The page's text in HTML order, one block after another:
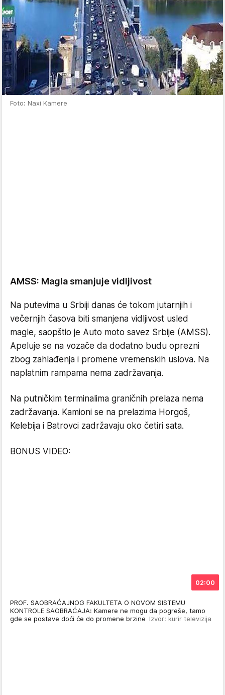
Foto: Naxi Kamere
AMSS: Magla smanjuje vidljivost
Na putevima u Srbiji danas će tokom jutarnjih i
večernjih časova biti smanjena vidljivost usled
magle, saopštio je Auto moto savez Srbije (AMSS).
Apeluje se na vozače da dodatno budu oprezni
zbog zahlađenja i promene vremenskih uslova. Na
naplatnim rampama nema zadržavanja.
Na putničkim terminalima graničnih prelaza nema
zadržavanja. Kamioni se na prelazima Horgoš,
Kelebija i Batrovci zadržavaju oko četiri sata.
BONUS VIDEO:
02:00
PROF. SAOBRAĆAJNOG FAKULTETA O NOVOM SISTEMU
KONTROLE SAOBRAĆAJA: Kamere ne mogu da pogreše, tamo
gde se postave doći će do promene brzine Izvor: kurir televizija